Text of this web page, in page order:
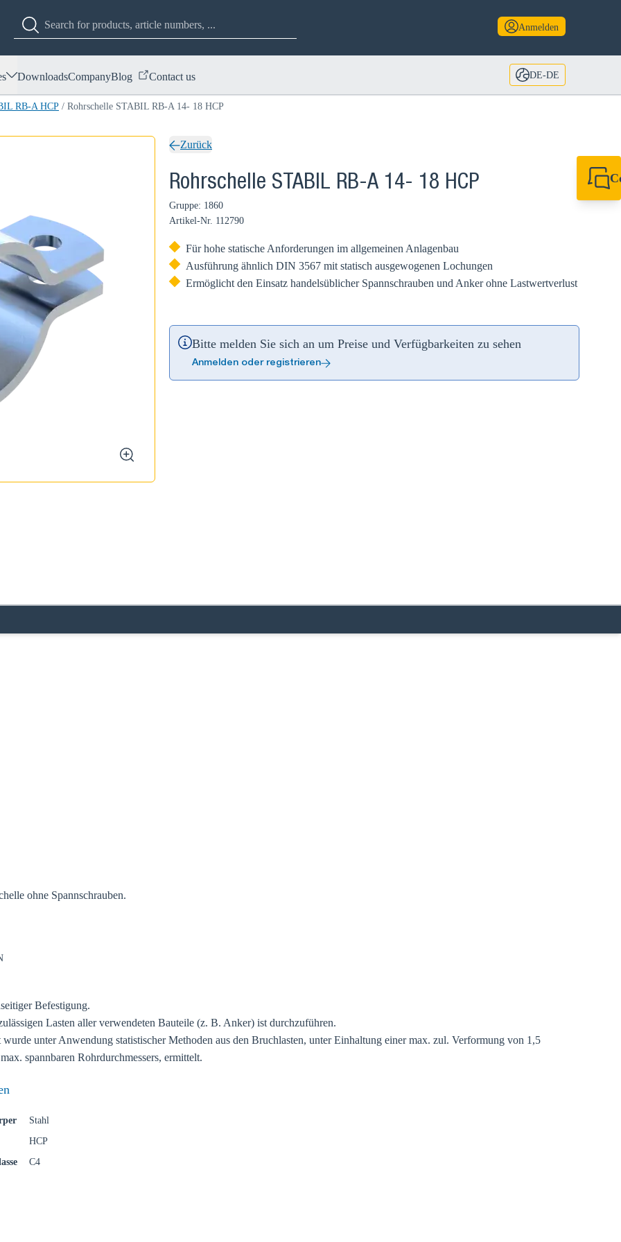
Anmelden
DownloadsCompanyBlog Contact us DE-DE
RB-A HCP / Rohrschelle STABIL RB-A 14- 18 HCP
zoom
Zurück
Rohrschelle STABIL RB-A 14- 18 HCP
Gruppe: 1860
Artikel-Nr. 112790
Für hohe statische Anforderungen im allgemeinen Anlagenbau
Ausführung ähnlich DIN 3567 mit statisch ausgewogenen Lochungen
Ermöglicht den Einsatz handelsüblicher Spannschrauben und Anker ohne Lastwertverlust
Bitte melden Sie sich an um Preise und Verfügbarkeiten zu sehen
Anmelden oder registrieren
ohne Spannschrauben.
Befestigung.
Lasten aller verwendeten Bauteile (z. B. Anker) ist durchzuführen.
unter Anwendung statistischer Methoden aus den Bruchlasten, unter Einhaltung einer max. zul. Verformung von 1,5
spannbaren Rohrdurchmessers, ermittelt.
Stahl
HCP
C4
Sie Ihr Land
Ihre lokale Sikla-Seite und entdecken Sie Angebote für Ihr Land oder Ihre